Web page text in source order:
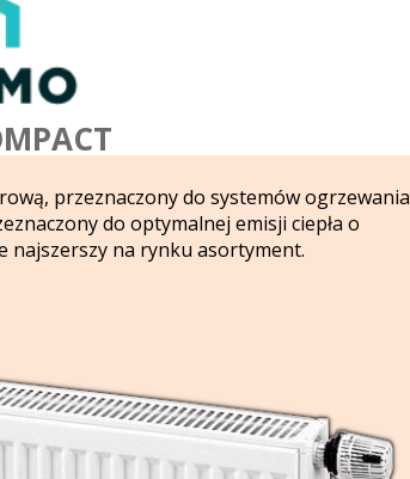
przeznaczony do systemów ogrzewania
do optymalnej emisji ciepła o
najszerszy na rynku asortyment.